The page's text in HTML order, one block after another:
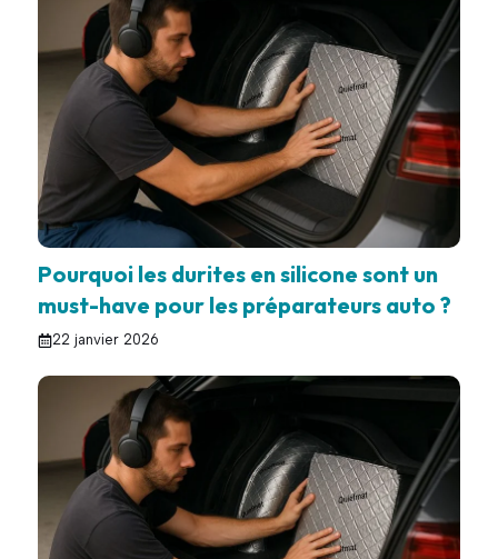
Pourquoi les durites en silicone sont un
must-have pour les préparateurs auto ?
22 janvier 2026